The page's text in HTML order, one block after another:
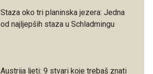
Staza oko tri planinska jezera: Jedna
od najljepših staza u Schladmingu
Austrija ljeti: 9 stvari koje trebaš znati